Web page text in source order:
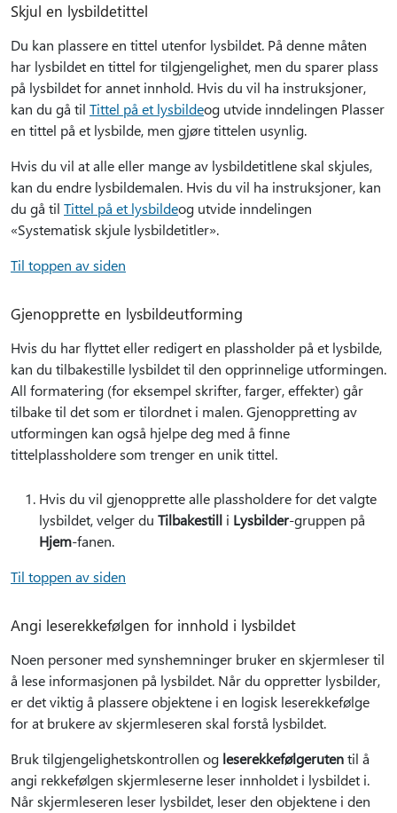
Skjul en lysbildetittel
Du kan plassere en tittel utenfor lysbildet. På denne måten
har lysbildet en tittel for tilgjengelighet, men du sparer plass
på lysbildet for annet innhold. Hvis du vil ha instruksjoner,
kan du gå til Tittel på et lysbildeog utvide inndelingen Plasser
en tittel på et lysbilde, men gjøre tittelen usynlig.
Hvis du vil at alle eller mange av lysbildetitlene skal skjules,
kan du endre lysbildemalen. Hvis du vil ha instruksjoner, kan
du gå til Tittel på et lysbildeog utvide inndelingen
«Systematisk skjule lysbildetitler».
Til toppen av siden
Gjenopprette en lysbildeutforming
Hvis du har flyttet eller redigert en plassholder på et lysbilde,
kan du tilbakestille lysbildet til den opprinnelige utformingen.
All formatering (for eksempel skrifter, farger, effekter) går
tilbake til det som er tilordnet i malen. Gjenoppretting av
utformingen kan også hjelpe deg med å finne
tittelplassholdere som trenger en unik tittel.
Hvis du vil gjenopprette alle plassholdere for det valgte
lysbildet, velger du Tilbakestill i Lysbilder-gruppen på
Hjem-fanen.
Til toppen av siden
Angi leserekkefølgen for innhold i lysbildet
Noen personer med synshemninger bruker en skjermleser til
å lese informasjonen på lysbildet. Når du oppretter lysbilder,
er det viktig å plassere objektene i en logisk leserekkefølge
for at brukere av skjermleseren skal forstå lysbildet.
Bruk tilgjengelighetskontrollen og leserekkefølgerutentil å
angi rekkefølgen skjermleserne leser innholdet i lysbildet i.
Når skjermleseren leser lysbildet, leser den objektene i den